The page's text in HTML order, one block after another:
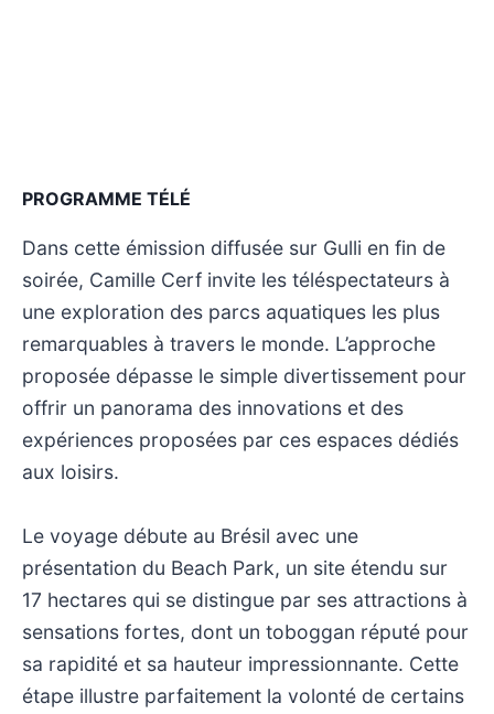
PROGRAMME TÉLÉ
Dans cette émission diffusée sur Gulli en fin de
soirée, Camille Cerf invite les téléspectateurs à
une exploration des parcs aquatiques les plus
remarquables à travers le monde. L’approche
proposée dépasse le simple divertissement pour
offrir un panorama des innovations et des
expériences proposées par ces espaces dédiés
aux loisirs.
Le voyage débute au Brésil avec une
présentation du Beach Park, un site étendu sur
17 hectares qui se distingue par ses attractions à
sensations fortes, dont un toboggan réputé pour
sa rapidité et sa hauteur impressionnante. Cette
étape illustre parfaitement la volonté de certains